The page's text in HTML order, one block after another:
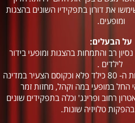
את דורון בתפקידיו השונים בהצגות
ומופעים.
על הבעלים:
נסיון רב והתמחות בהצגות ומופעי בידור
לילדים .
את דרכו החל בתחילת שנות ה- 80 כילד פלא וכקוסם הצעיר במדינה
החל במופעי במה וקהל, מחזות זמר
רחוב ופרינג' וכלה בתפקידים שונים
בהפקות טלויזיה שונות.